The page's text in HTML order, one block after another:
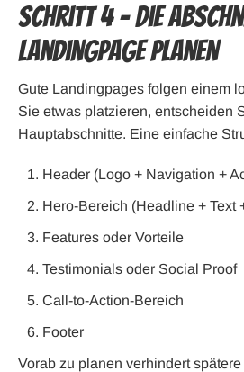
Schritt 4 – Die
Landingpage planen
Gute Landingpages folgen einem
Sie etwas platzieren, entscheiden
Hauptabschnitte. Eine einfache
Header (Logo + Navigation +
Hero-Bereich (Headline + Text
Features oder Vorteile
Testimonials oder Social Proof
Call-to-Action-Bereich
Footer
Vorab zu planen verhindert